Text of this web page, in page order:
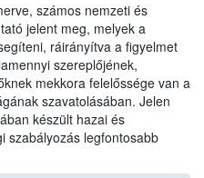
számos nemzeti és
jelent meg, melyek a
ráirányítva a figyelmet
szereplőjének,
mekkora felelőssége van a
szavatolásában. Jelen
készült hazai és
szabályozás legfontosabb